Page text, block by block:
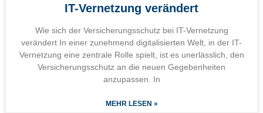
IT-Vernetzung verändert
Wie sich der Versicherungsschutz bei IT-Vernetzung
verändert In einer zunehmend digitalisierten Welt, in der IT-
Vernetzung eine zentrale Rolle spielt, ist es unerlässlich, den
Versicherungsschutz an die neuen Gegebenheiten
anzupassen. In
MEHR LESEN »